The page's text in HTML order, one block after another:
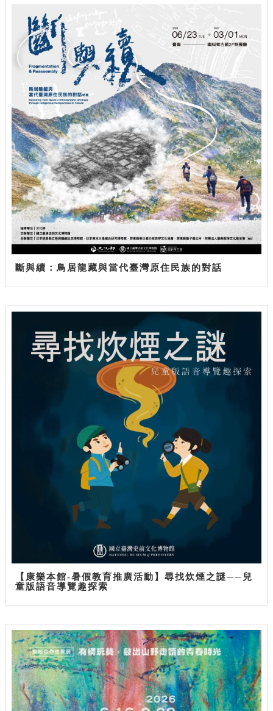
斷與續：鳥居龍藏與當代臺灣原住民族的對話
【康樂本館-暑假教育推廣活動】尋找炊煙之謎──兒
童版語音導覽趣探索